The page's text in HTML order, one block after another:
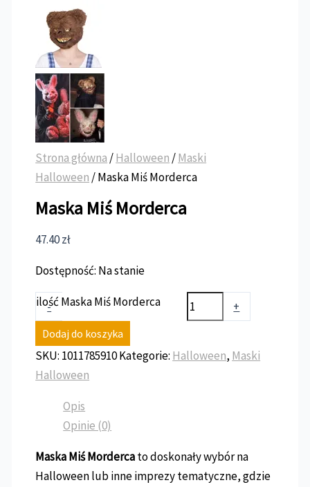
Strona główna /Halloween /Maski
Halloween / Maska Miś Morderca
Maska Miś Morderca
47.40zł
Dostępność: Na stanie
-
ilość Maska Miś Morderca +
Dodaj do koszyka
SKU: 1011785910Kategorie: Halloween, Maski
Halloween
Opis
Opinie (0)
Maska Miś Mordercato doskonały wybór na
Halloween lub inne imprezy tematyczne, gdzie